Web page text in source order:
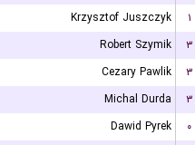
Krzysztof Juszczyk
۱
Robert Szymik
۳
Cezary Pawlik
۳
Michal Durda
۳
Dawid Pyrek
۰